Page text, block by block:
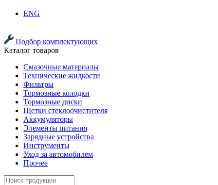
ENG
Подбор комплектующих
Каталог товаров
Смазочные материалы
Технические жидкости
Фильтры
Тормозные колодки
Тормозные диски
Щетки стеклоочистителя
Аккумуляторы
Элементы питания
Зарядные устройства
Инструменты
Уход за автомобилем
Прочее